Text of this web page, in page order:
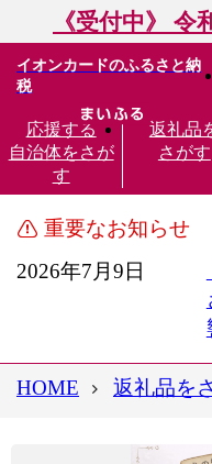
《受付中》 令
イオンカードのふるさと納
税
応援する
自治体をさが
す
返礼品
さがす
重要なお知らせ
2026年7月9日
HOME 返礼品を